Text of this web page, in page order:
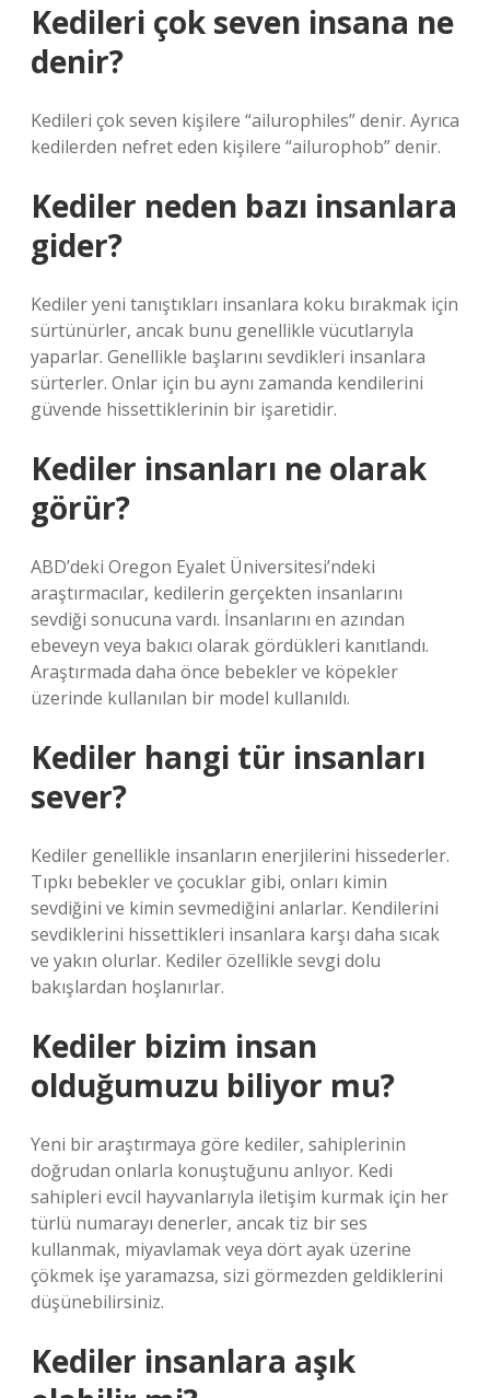
Kedileri çok seven insana ne
denir?
Kedileri çok seven kişilere “ailurophiles” denir. Ayrıca
kedilerden nefret eden kişilere “ailurophob” denir.
Kediler neden bazı insanlara
gider?
Kediler yeni tanıştıkları insanlara koku bırakmak için
sürtünürler, ancak bunu genellikle vücutlarıyla
yaparlar. Genellikle başlarını sevdikleri insanlara
sürterler. Onlar için bu aynı zamanda kendilerini
güvende hissettiklerinin bir işaretidir.
Kediler insanları ne olarak
görür?
ABD’deki Oregon Eyalet Üniversitesi’ndeki
araştırmacılar, kedilerin gerçekten insanlarını
sevdiği sonucuna vardı. İnsanlarını en azından
ebeveyn veya bakıcı olarak gördükleri kanıtlandı.
Araştırmada daha önce bebekler ve köpekler
üzerinde kullanılan bir model kullanıldı.
Kediler hangi tür insanları
sever?
Kediler genellikle insanların enerjilerini hissederler.
Tıpkı bebekler ve çocuklar gibi, onları kimin
sevdiğini ve kimin sevmediğini anlarlar. Kendilerini
sevdiklerini hissettikleri insanlara karşı daha sıcak
ve yakın olurlar. Kediler özellikle sevgi dolu
bakışlardan hoşlanırlar.
Kediler bizim insan
olduğumuzu biliyor mu?
Yeni bir araştırmaya göre kediler, sahiplerinin
doğrudan onlarla konuştuğunu anlıyor. Kedi
sahipleri evcil hayvanlarıyla iletişim kurmak için her
türlü numarayı denerler, ancak tiz bir ses
kullanmak, miyavlamak veya dört ayak üzerine
çökmek işe yaramazsa, sizi görmezden geldiklerini
düşünebilirsiniz.
Kediler insanlara aşık